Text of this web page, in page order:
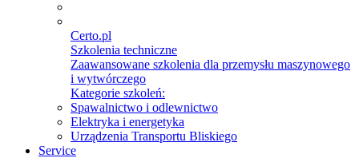
Certo.pl
Szkolenia techniczne
Zaawansowane szkolenia dla przemysłu maszynowego
i wytwórczego
Kategorie szkoleń:
Spawalnictwo i odlewnictwo
Elektryka i energetyka
Urządzenia Transportu Bliskiego
Service